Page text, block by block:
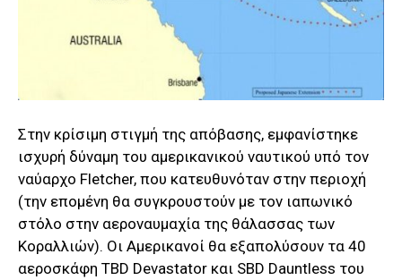
Στην κρίσιμη στιγμή της απόβασης, εμφανίστηκε
ισχυρή δύναμη του αμερικανικού ναυτικού υπό τον
ναύαρχο Fletcher, που κατευθυνόταν στην περιοχή
(την επομένη θα συγκρουστούν με τον ιαπωνικό
στόλο στην αεροναυμαχία της θάλασσας των
Κοραλλιών). Οι Αμερικανοί θα εξαπολύσουν τα 40
αεροσκάφη TBD Devastator και SBD Dauntless του